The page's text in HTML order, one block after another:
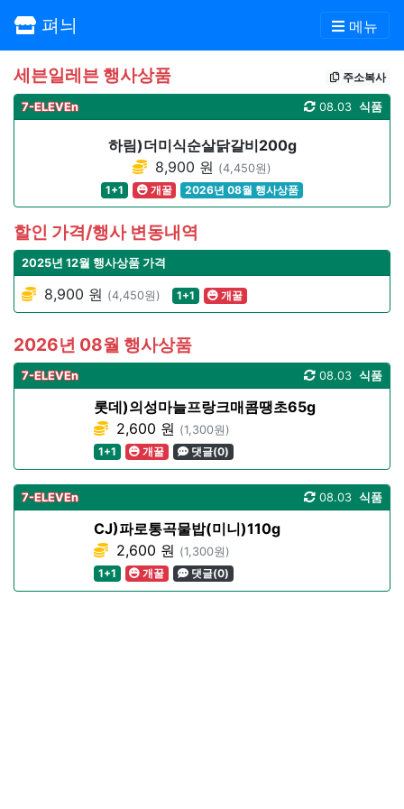
펴늬 메뉴
세븐일레븐 행사상품 주소복사
7-ELEVEn 식품
08.03
하림)더미식순살닭갈비200g
8,900 원 (4,450원)
1+1
개꿀 2026년 08월 행사상품
할인 가격/행사 변동내역
2025년 12월 행사상품 가격
8,900 원 (4,450원) 1+1 개꿀
2026년 08월 행사상품
7-ELEVEn 식품
08.03
롯데)의성마늘프랑크매콤땡초65g
2,600 원 (1,300원)
1+1
개꿀 댓글(0)
7-ELEVEn 식품
08.03
CJ)파로통곡물밥(미니)110g
2,600 원 (1,300원)
1+1
개꿀 댓글(0)